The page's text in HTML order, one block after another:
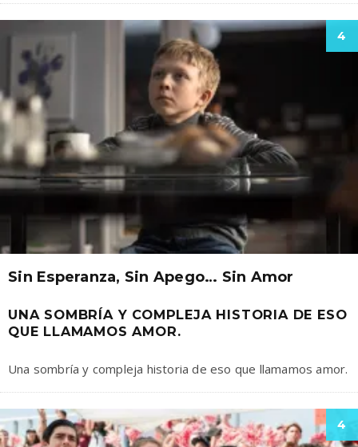
4
Sin Esperanza, Sin Apego… Sin Amor
UNA SOMBRÍA Y COMPLEJA HISTORIA DE ESO
QUE LLAMAMOS AMOR.
Una sombría y compleja historia de eso que llamamos amor.
4